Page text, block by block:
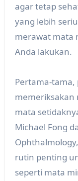
agar tetap
yang lebih
merawat mata
Anda lakukan.
Pertama-
memeriksakan
mata
Michael Fong
rutin penting
seperti mata